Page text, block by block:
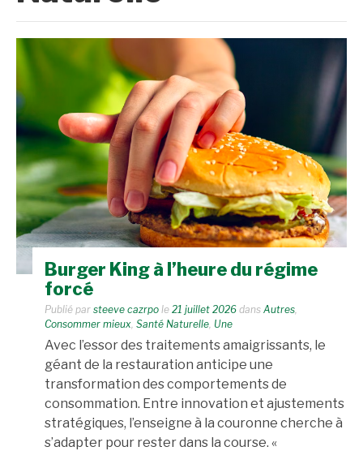
Burger King à l’heure du régime
forcé
Publié par steeve cazrpo le 21 juillet 2026 dans Autres
Consommer mieux Santé Naturelle Une
Avec l’essor des traitements amaigrissants, le
géant de la restauration anticipe une
transformation des comportements de
consommation. Entre innovation et ajustements
stratégiques, l’enseigne à la couronne cherche à
s’adapter pour rester dans la course. «